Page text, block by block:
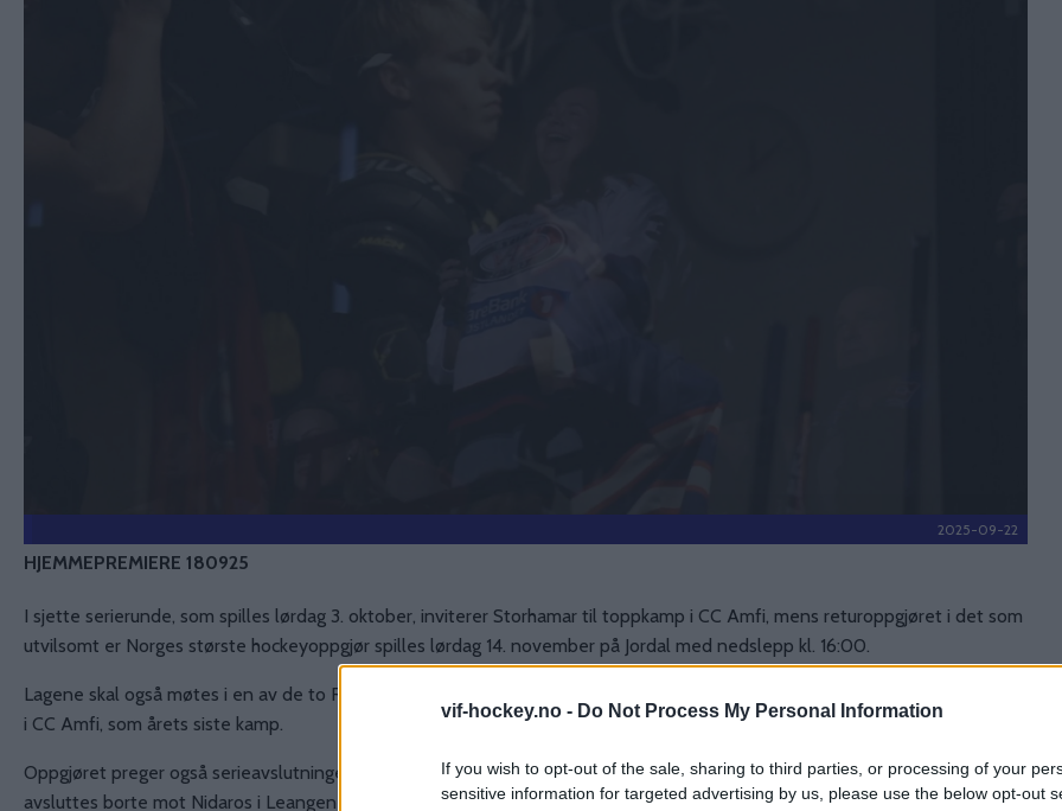
vif-hockey.no - Do Not Process My Personal Information
If you wish to opt-out of the sale, sharing to third parties, or processing of your
sensitive information for targeted advertising by us, please use the below opt-out
2025-09-22
HJEMMEPREMIERE 180925
I sjette serierunde, som spilles lørdag 3. oktober, inviterer Storhamar til toppkamp i CC Amfi, mens returoppgjøret i det som
utvilsomt er Norges største hockeyoppgjør spilles lørdag 14. november på Jordal med nedslepp kl. 16:00.
Lagene skal også møtes i en av de to Romjulskampene, og det er forventninger om nærmere 7000 tilskuere 30. desember
i CC Amfi, som årets siste kamp.
Oppgjøret preger også serieavslutningen, der Vålerenga møter Storhamar på Jordal i nest-siste serierunde, før grunnserien
avsluttes borte mot Nidaros i Leangen Arena 13. mars.